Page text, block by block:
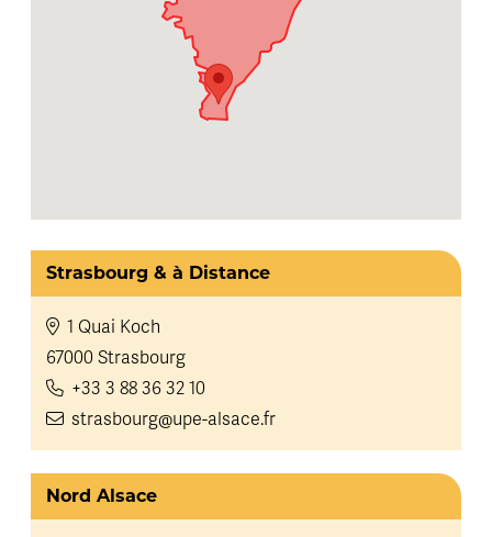
Strasbourg & à Distance
1 Quai Koch
67000 Strasbourg
+33 3 88 36 32 10
strasbourg@upe-alsace.fr
Nord Alsace